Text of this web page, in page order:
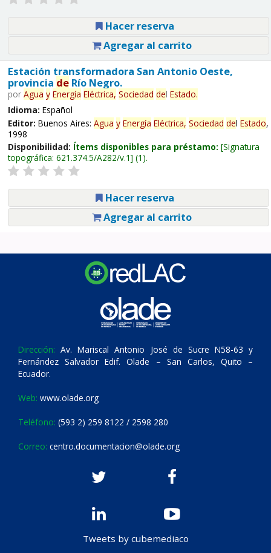
Hacer reserva
Agregar al carrito
Estación transformadora San Antonio Oeste,
provincia deRío Negro.
por Agua y Energía Eléctrica, Sociedad del Estado.
Idioma: Español
Editor: Buenos Aires: Agua y Energía Eléctrica, Sociedad del Estado,
1998
Disponibilidad: Ítems disponibles para préstamo: Signatura
topográfica: 621.374.5/A282/v.1 (1).
Hacer reserva
Agregar al carrito
Dirección: Av. Mariscal Antonio José de Sucre N58-63 y
Fernández Salvador Edif. Olade – San Carlos, Quito –
Ecuador.
Web: www.olade.org
Teléfono: (593 2) 259 8122 / 2598 280
Correo: centro.documentacion@olade.org
Tweets by cubemediaco